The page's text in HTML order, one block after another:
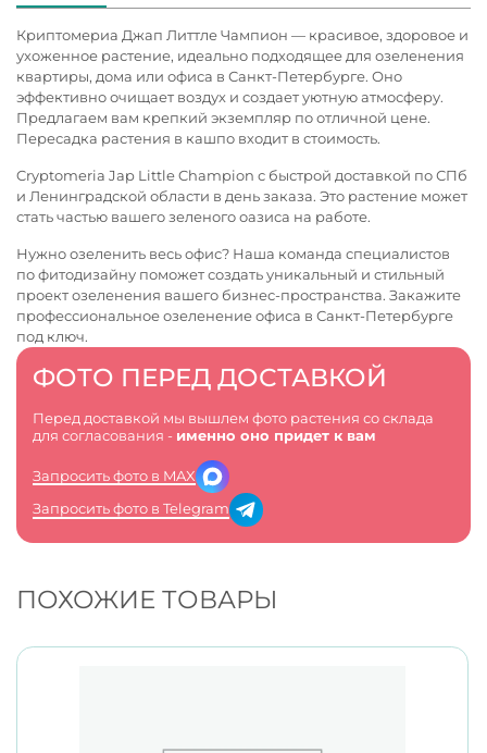
ФОТО ПЕРЕД ДОСТАВКОЙ
Перед доставкой мы вышлем фото растения со склада
для согласования - именно оно придет к вам
Запросить фото в MAX
Запросить фото в Telegram
Криптомериа Джап Литтле Чампион — красивое, здоровое и
ухоженное растение, идеально подходящее для озеленения
квартиры, дома или офиса в Санкт-Петербурге. Оно
эффективно очищает воздух и создает уютную атмосферу.
Предлагаем вам крепкий экземпляр по отличной цене.
Пересадка растения в кашпо входит в стоимость.
Cryptomeria Jap Little Champion с быстрой доставкой по СПб
и Ленинградской области в день заказа. Это растение может
стать частью вашего зеленого оазиса на работе.
Нужно озеленить весь офис? Наша команда специалистов
по фитодизайну поможет создать уникальный и стильный
проект озеленения вашего бизнес-пространства. Закажите
профессиональноеозеленение офиса в Санкт-Петербурге
под ключ.
ПОХОЖИЕ ТОВАРЫ